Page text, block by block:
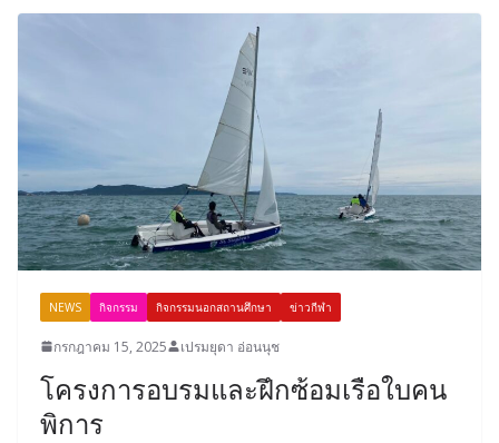
NEWS กิจกรรม กิจกรรมนอกสถานศึกษา ข่าวกีฬา
กรกฎาคม 15, 2025 เปรมยุดา อ่อนนุช
โครงการอบรมและฝึกซ้อมเรือใบคน
พิการ